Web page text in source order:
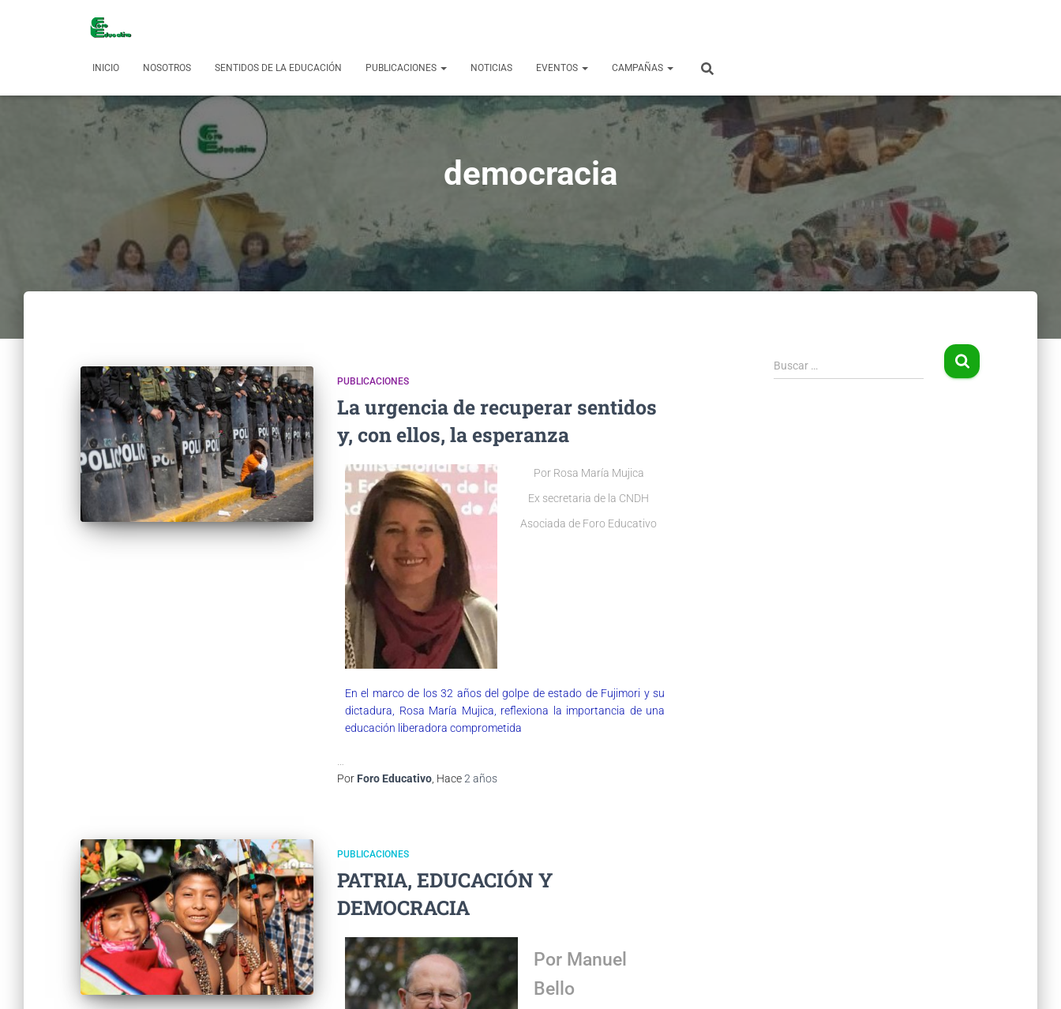
INICIO NOSOTROS SENTIDOS DE LA EDUCACIÓN PUBLICACIONES NOTICIAS EVENTOS CAMPAÑAS
democracia
PUBLICACIONES
La urgencia de recuperar sentidos
y, con ellos, la esperanza
Por Rosa María Mujica
Ex secretaria de la CNDH
Asociada de Foro Educativo
En el marco de los 32 años del golpe de estado de Fujimori y su
dictadura, Rosa María Mujica, reflexiona la importancia de una
educación liberadora comprometida
Por Foro Educativo , Hace2 años
PUBLICACIONES
PATRIA, EDUCACIÓN Y
DEMOCRACIA
Por Manuel
Bello
Buscar …